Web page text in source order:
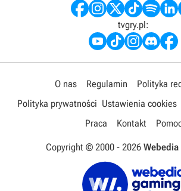
tvgry.pl:
O nas Regulamin
Polityka
Polityka prywatności Ustawienia cookies
Praca
Kontakt
Copyright © 2000 - 2026 Webedia